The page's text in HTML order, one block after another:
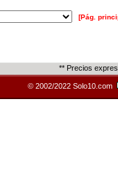
[Pág.
** Precios
© 2002/2022 Solo10.com